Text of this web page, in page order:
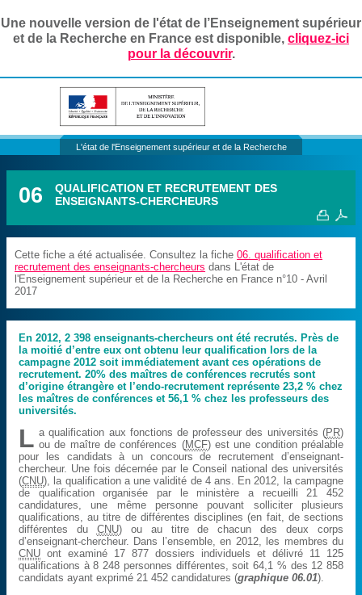
Une nouvelle version de l'état de l’Enseignement supérieur
et de la Recherche en France est disponible, cliquez-ici
pour la découvrir.
L'état de l'Enseignement supérieur et de la Recherche
06
QUALIFICATION ET RECRUTEMENT DES
ENSEIGNANTS-CHERCHEURS
Cette fiche a été actualisée. Consultez la fiche06. qualification et
recrutement des enseignants-chercheurs dans L'état de
l'Enseignement supérieur et de la Recherche en France n°10 - Avril
2017
En 2012, 2 398 enseignants-chercheurs ont été recrutés. Près de
la moitié d’entre eux ont obtenu leur qualification lors de la
campagne 2012 soit immédiatement avant ces opérations de
recrutement. 20% des maîtres de conférences recrutés sont
d’origine étrangère et l’endo-recrutement représente 23,2 % chez
les maîtres de conférences et 56,1 % chez les professeurs des
universités.
L a qualification aux fonctions de professeur des universités (PR)
ou de maître de conférences (MCF) est une condition préalable
pour les candidats à un concours de recrutement d’enseignant-
chercheur. Une fois décernée par le Conseil national des universités
(CNU), la qualification a une validité de 4 ans. En 2012, la campagne
de qualification organisée par le ministère a recueilli 21 452
candidatures, une même personne pouvant solliciter plusieurs
qualifications, au titre de différentes disciplines (en fait, de sections
différentes du CNU) ou au titre de chacun des deux corps
d’enseignant-chercheur. Dans l’ensemble, en 2012, les membres du
CNU ont examiné 17 877 dossiers individuels et délivré 11 125
qualifications à 8 248 personnes différentes, soit 64,1 % des 12 858
candidats ayant exprimé 21 452 candidatures (graphique 06.01).